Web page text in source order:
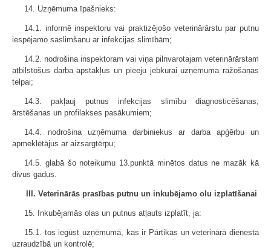
14. Uzņēmuma īpašnieks:
14.1. informē inspektoru vai praktizējošo veterinārārstu par putnu
iespējamo saslimšanu ar infekcijas slimībām;
14.2. nodrošina inspektoram vai viņa pilnvarotajam veterinārārstam
atbilstošus darba apstākļus un pieeju jebkurai uzņēmuma ražošanas
telpai;
14.3. pakļauj putnus infekcijas slimību diagnosticēšanas,
ārstēšanas un profilakses pasākumiem;
14.4. nodrošina uzņēmuma darbiniekus ar darba apģērbu un
apmeklētājus ar aizsargtērpu;
14.5. glabā šo noteikumu 13.punktā minētos datus ne mazāk kā
divus gadus.
III. Veterinārās prasības putnu un inkubējamo olu izplatīšanai
15. Inkubējamās olas un putnus atļauts izplatīt, ja:
15.1. tos iegūst uzņēmumā, kas ir Pārtikas un veterinārā dienesta
uzraudzībā un kontrolē;